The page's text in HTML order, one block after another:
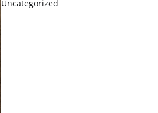
Uncategorized